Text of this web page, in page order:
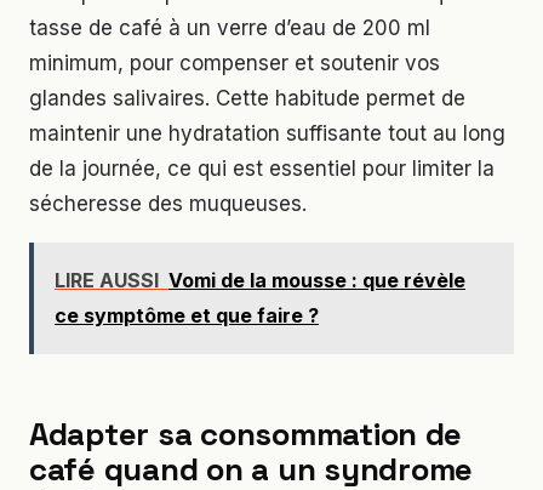
tasse de café à un verre d’eau de 200 ml
minimum, pour compenser et soutenir vos
glandes salivaires. Cette habitude permet de
maintenir une hydratation suffisante tout au long
de la journée, ce qui est essentiel pour limiter la
sécheresse des muqueuses.
LIRE AUSSI Vomi de la mousse : que révèle
ce symptôme et que faire ?
Adapter sa consommation de
café quand on a un syndrome